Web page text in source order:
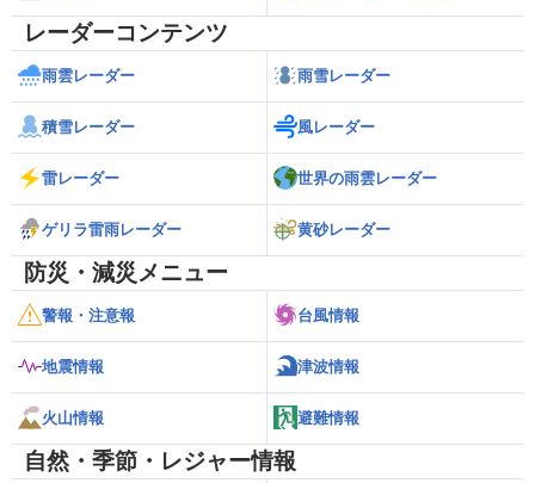
レーダーコンテンツ
雨雲レーダー 雨雪レーダー
積雪レーダー 風レーダー
雷レーダー 世界の雨雲レーダー
ゲリラ雷雨レーダー 黄砂レーダー
防災・減災メニュー
警報・注意報 台風情報
地震情報 津波情報
火山情報 避難情報
自然・季節・レジャー情報